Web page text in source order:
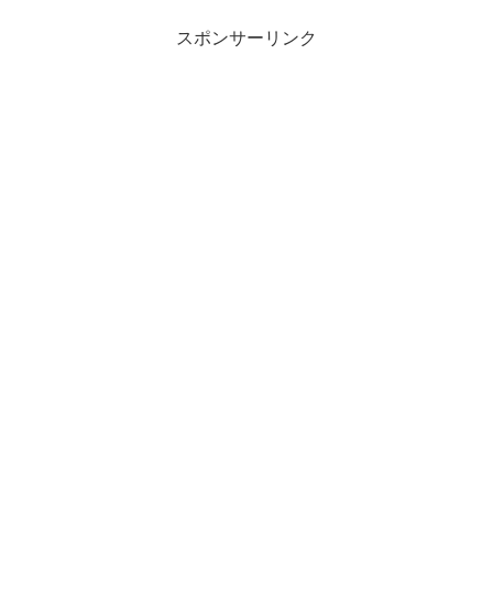
スポンサーリンク